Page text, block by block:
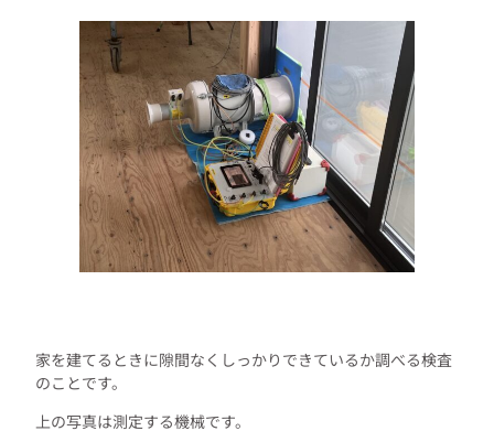
家を建てるときに隙間なくしっかりできているか調べる検査
のことです。
上の写真は測定する機械です。